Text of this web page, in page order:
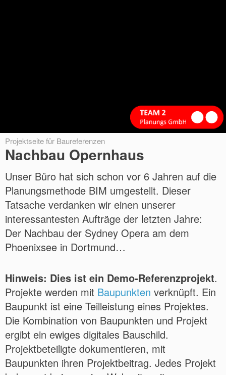
Projektseite für Baureferenzen
Nachbau Opernhaus
Unser Büro hat sich schon vor 6 Jahren auf die
Planungsmethode BIM umgestellt. Dieser
Tatsache verdanken wir einen unserer
interessantesten Aufträge der letzten Jahre:
Der Nachbau der Sydney Opera am dem
Phoenixsee in Dortmund…
Hinweis: Dies ist ein Demo-Referenzprojekt.
Projekte werden mit Baupunkten verknüpft. Ein
Baupunkt ist eine Teilleistung eines Projektes.
Die Kombination von Baupunkten und Projekt
ergibt ein ewiges digitales Bauschild.
Projektbeteiligte dokumentieren, mit
Baupunkten ihren Projektbeitrag. Jedes Projekt